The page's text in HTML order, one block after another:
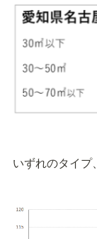
いずれのタイプ